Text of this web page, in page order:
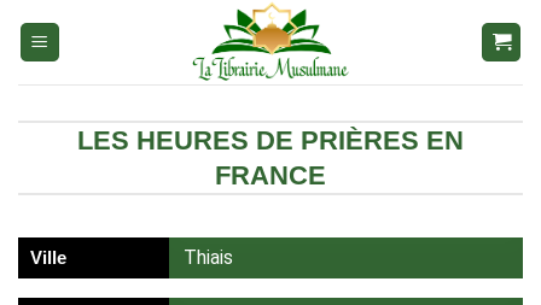
LES HEURES DE PRIÈRES EN
FRANCE
Ville Thiais